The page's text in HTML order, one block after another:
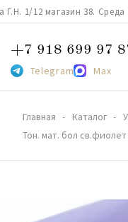
1/12 магазин 38.
+7 918 699 97
Telegram Max
Главная Каталог
Тон. мат. бол cв.фиолет